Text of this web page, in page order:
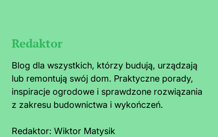
Redaktor
Blog dla wszystkich, którzy budują, urządzają
lub remontują swój dom. Praktyczne porady,
inspiracje ogrodowe i sprawdzone rozwiązania
z zakresu budownictwa i wykończeń.
Redaktor: Wiktor Matysik